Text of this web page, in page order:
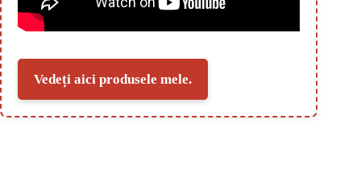
Vedeți aici produsele mele.